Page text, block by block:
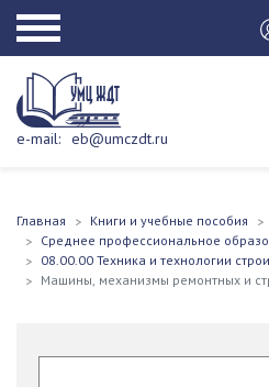
e-mail: eb@umczdt.ru
Главная Книги и учебные пособия
Среднее профессиональное
08.00.00 Техника и технологии
Машины, механизмы ремонтных и